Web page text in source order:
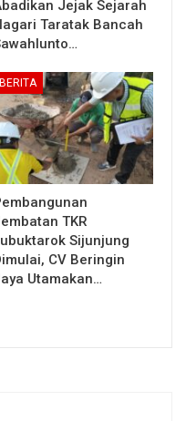
Jejak Sejarah
Taratak Bancah
BERITA
TKR
Sijunjung
CV Beringin
Utamakan…